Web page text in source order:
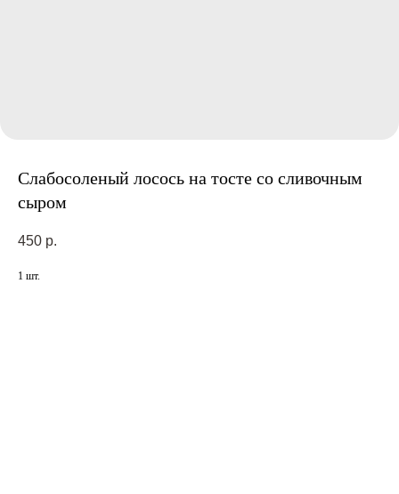
Слабосоленый лосось на тосте со сливочным
сыром
450 р.
1 шт.